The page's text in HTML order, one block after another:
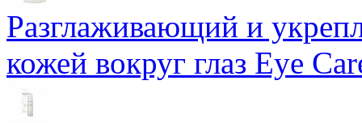
Разглаживающий и
кожей вокруг глаз Eye